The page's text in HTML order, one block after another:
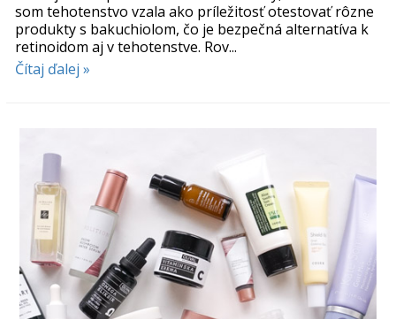
som tehotenstvo vzala ako príležitosť otestovať rôzne
produkty s bakuchiolom, čo je bezpečná alternatíva k
retinoidom aj v tehotenstve. Rov...
Čítaj ďalej »